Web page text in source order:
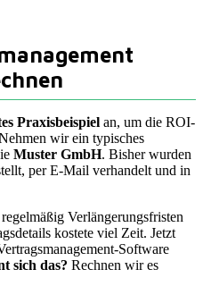
Praxisbeispiel an, um die ROI-
wir ein typisches
Muster GmbH. Bisher wurden
per E-Mail verhandelt und in
Verlängerungsfristen
kostete viel Zeit. Jetzt
Software
sich das? Rechnen wir es